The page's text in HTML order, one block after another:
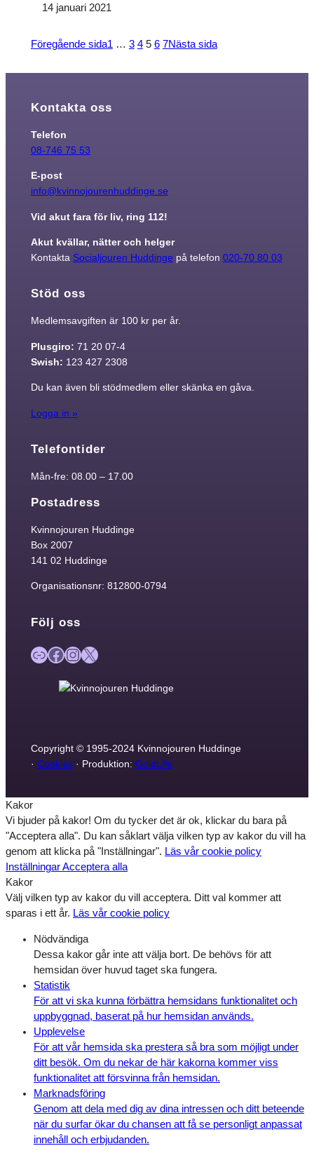
14 januari 2021
Föregående sida1 … 3 4 5 6 7Nästa sida
Kontakta oss
Telefon
08-746 75 53
E-post
info@kvinnojourenhuddinge.se
Vid akut fara för liv, ring 112!
Akut kvällar, nätter och helger
Kontakta Socialjouren Huddinge på telefon 020-70 80 03
Stöd oss
Medlemsavgiften är 100 kr per år.
Plusgiro: 71 20 07-4
Swish: 123 427 2308
Du kan även bli stödmedlem eller skänka en gåva.
Logga in »
Telefontider
Mån-fre: 08.00 – 17.00
Postadress
Kvinnojouren Huddinge
Box 2007
141 02 Huddinge
Organisationsnr: 812800-0794
Följ oss
Länk Facebook InstagramX
Copyright © 1995-2024 Kvinnojouren Huddinge
· Cookies· Produktion: GoldLife
Kakor
Vi bjuder på kakor! Om du tycker det är ok, klickar du bara på
"Acceptera alla". Du kan såklart välja vilken typ av kakor du vill ha
genom att klicka på "Inställningar". Läs vår cookie policy
InställningarAcceptera alla
Kakor
Välj vilken typ av kakor du vill acceptera. Ditt val kommer att
sparas i ett år. Läs vår cookie policy
Nödvändiga
Dessa kakor går inte att välja bort. De behövs för att
hemsidan över huvud taget ska fungera.
Statistik
För att vi ska kunna förbättra hemsidans funktionalitet och
uppbyggnad, baserat på hur hemsidan används.
Upplevelse
För att vår hemsida ska prestera så bra som möjligt under
ditt besök. Om du nekar de här kakorna kommer viss
funktionalitet att försvinna från hemsidan.
Marknadsföring
Genom att dela med dig av dina intressen och ditt beteende
när du surfar ökar du chansen att få se personligt anpassat
innehåll och erbjudanden.